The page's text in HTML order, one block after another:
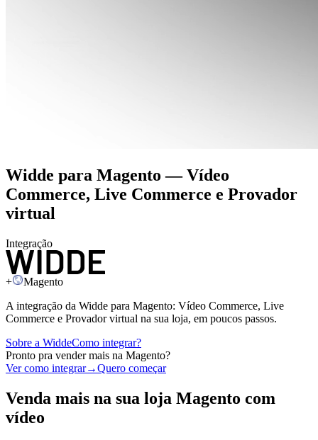
Widde para Magento — Vídeo
Commerce, Live Commerce e Provador
virtual
Integração
+
Magento
A integração da Widde para Magento: Vídeo Commerce, Live
Commerce e Provador virtual na sua loja, em poucos passos.
Sobre a WiddeComo integrar?
Pronto pra vender mais na Magento?
Ver como integrar→Quero começar
Venda mais na sua loja Magento com
vídeo